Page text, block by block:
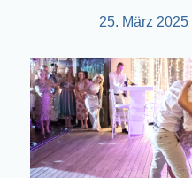
25. März 2025